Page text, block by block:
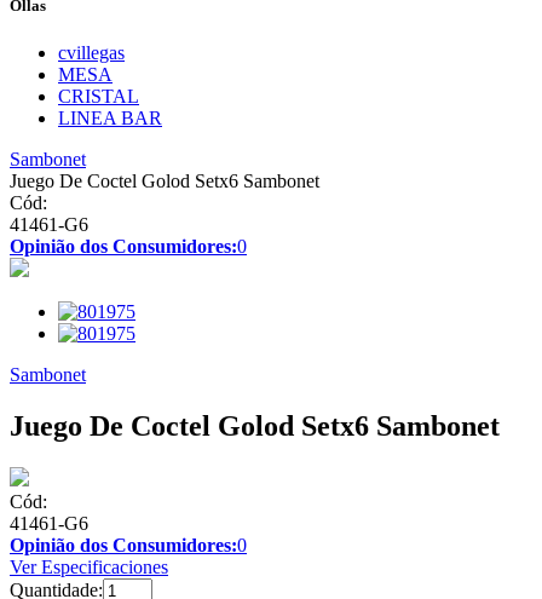
Ollas
cvillegas
MESA
CRISTAL
LINEA BAR
Sambonet
Juego De Coctel Golod Setx6 Sambonet
Cód:
41461-G6
Opinião dos Consumidores:0
Sambonet
Juego De Coctel Golod Setx6 Sambonet
Cód:
41461-G6
Opinião dos Consumidores:0
Ver Especificaciones
Quantidade: